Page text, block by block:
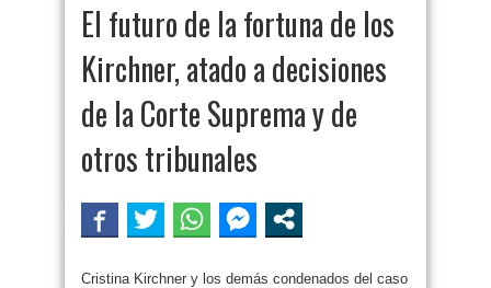
El futuro de la fortuna de los
Kirchner, atado a decisiones
de la Corte Suprema y de
otros tribunales
Cristina Kirchner y los demás condenados del caso